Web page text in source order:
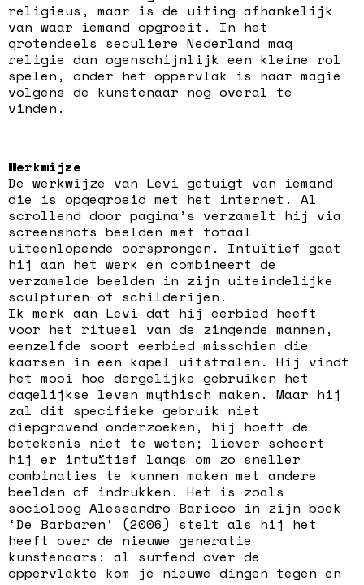
religieus, maar is de uiting afhankelijk
van waar iemand opgroeit. In het
grotendeels seculiere Nederland mag
religie dan ogenschijnlijk een kleine rol
spelen, onder het oppervlak is haar magie
volgens de kunstenaar nog overal te
vinden.
Werkwijze
De werkwijze van Levi getuigt van iemand
die is opgegroeid met het internet. Al
scrollend door pagina’s verzamelt hij via
screenshots beelden met totaal
uiteenlopende oorsprongen. Intuïtief gaat
hij aan het werk en combineert de
verzamelde beelden in zijn uiteindelijke
sculpturen of schilderijen.
Ik merk aan Levi dat hij eerbied heeft
voor het ritueel van de zingende mannen,
eenzelfde soort eerbied misschien die
kaarsen in een kapel uitstralen. Hij vindt
het mooi hoe dergelijke gebruiken het
dagelijkse leven mythisch maken. Maar hij
zal dit specifieke gebruik niet
diepgravend onderzoeken, hij hoeft de
betekenis niet te weten; liever scheert
hij er intuïtief langs om zo sneller
combinaties te kunnen maken met andere
beelden of indrukken. Het is zoals
socioloog Alessandro Baricco in zijn boek
‘De Barbaren’ (2006) stelt als hij het
heeft over de nieuwe generatie
kunstenaars: al surfend over de
oppervlakte kom je nieuwe dingen tegen en